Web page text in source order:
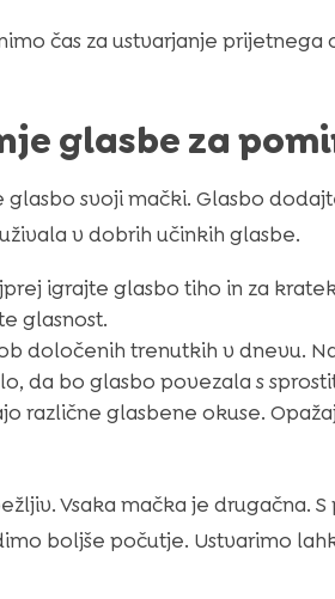
čas za ustvarjanje
glasbe za
svoji mački. Glasbo
v dobrih učinkih glasbe.
igrajte glasbo tiho in za
glasnost.
določenih trenutkih v dnevu.
da bo glasbo povezala s
različne glasbene okuse.
Vsaka mačka je drugačna.
boljše počutje. Ustvarimo